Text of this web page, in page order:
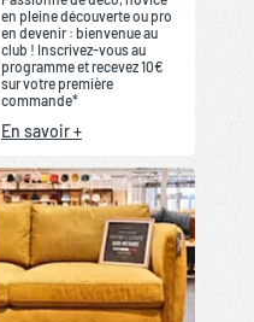
en pleine découverte ou pro
en devenir : bienvenue au
club ! Inscrivez-vous au
programme et recevez 10€
sur votre première
commande*
En savoir +